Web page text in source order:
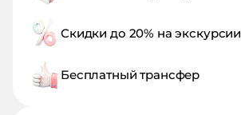
Скидки до 20% на экскурсии
Бесплатный трансфер